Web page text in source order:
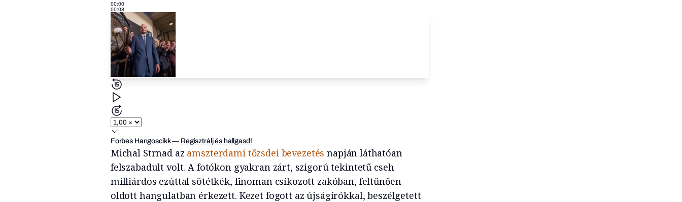
00:00
00:08
Forbes Hangoscikk— Regisztrálj és hallgasd!
Michal Strnad az amszterdami tőzsdei bevezetésnapján láthatóan
felszabadult volt. A fotókon gyakran zárt, szigorú tekintetű cseh
milliárdos ezúttal sötétkék, finoman csíkozott zakóban, feltűnően
oldott hangulatban érkezett. Kezet fogott az újságírókkal, beszélgetett